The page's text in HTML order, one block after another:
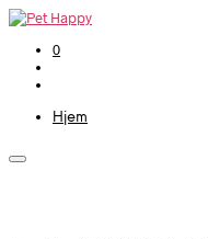
0
Hjem